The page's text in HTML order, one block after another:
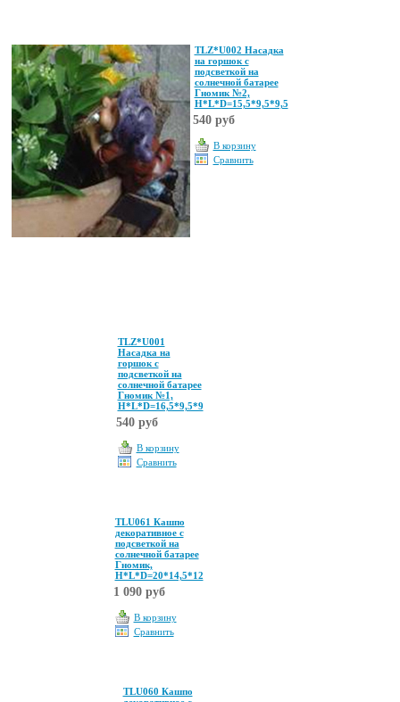
TLZ*U002 Насадка
на горшок с
подсветкой на
солнечной батарее
Гномик №2,
Н*L*D=15,5*9,5*9,5
540 руб
В корзину
Сравнить
TLZ*U001
Насадка на
горшок с
подсветкой на
солнечной батарее
Гномик №1,
Н*L*D=16,5*9,5*9
540 руб
В корзину
Сравнить
TLU061 Кашпо
декоративное с
подсветкой на
солнечной батарее
Гномик,
Н*L*D=20*14,5*12
1 090 руб
В корзину
Сравнить
TLU060 Кашпо